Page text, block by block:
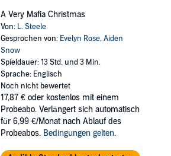
A Very Mafia Christmas
Von: L. Steele
Gesprochen von: Evelyn Rose,Aiden
Snow
Spieldauer: 13 Std. und 3 Min.
Sprache: Englisch
Noch nicht bewertet
17,87 € oder kostenlos mit einem
Probeabo. Verlängert sich automatisch
für 6,99 €/Monat nach Ablauf des
Probeabos. Bedingungen gelten.